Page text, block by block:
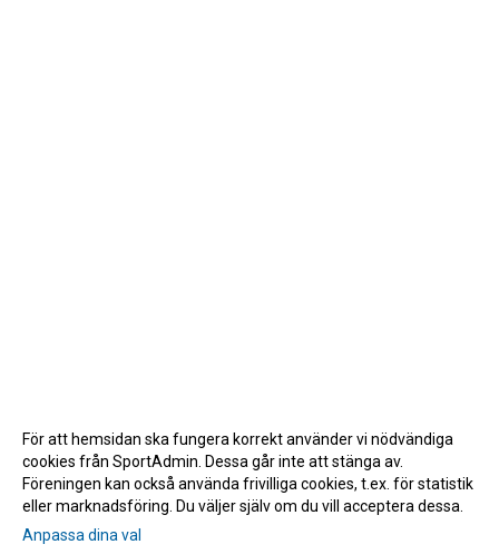
För att hemsidan ska fungera korrekt använder vi nödvändiga
cookies från SportAdmin. Dessa går inte att stänga av.
Föreningen kan också använda frivilliga cookies, t.ex. för statistik
eller marknadsföring. Du väljer själv om du vill acceptera dessa.
Anpassa dina val